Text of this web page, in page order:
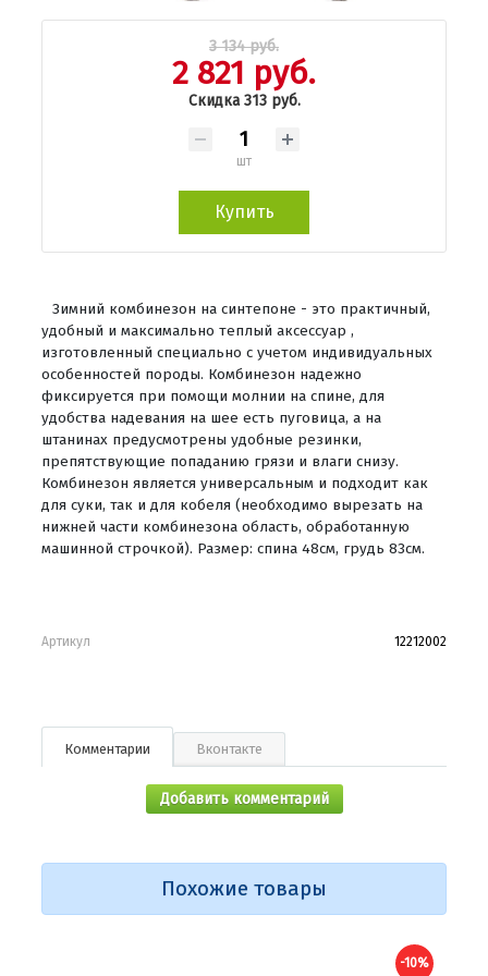
3 134 руб.
2 821 руб.
Скидка 313 руб.
шт
Купить
Зимний комбинезон на синтепоне - это практичный,
удобный и максимально теплый аксессуар ,
изготовленный специально с учетом индивидуальных
особенностей породы. Комбинезон надежно
фиксируется при помощи молнии на спине, для
удобства надевания на шее есть пуговица, а на
штанинах предусмотрены удобные резинки,
препятствующие попаданию грязи и влаги снизу.
Комбинезон является универсальным и подходит как
для суки, так и для кобеля (необходимо вырезать на
нижней части комбинезона область, обработанную
машинной строчкой). Размер: спина 48см, грудь 83см.
Артикул 12212002
Комментарии Вконтакте
Добавить комментарий
Похожие товары